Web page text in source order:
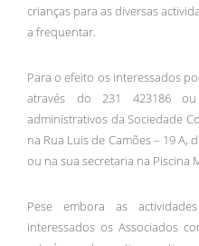
crianças para as diversas
a frequentar.
Para o efeito os interessados
através do 231 423186
administrativos da Sociedade
na Rua Luis de Camões – 19
ou na sua secretaria na Piscina
Pese embora as
interessados os Associados